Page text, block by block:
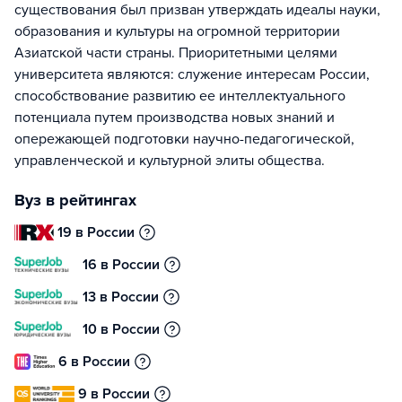
существования был призван утверждать идеалы науки,
образования и культуры на огромной территории
Азиатской части страны. Приоритетными целями
университета являются: служение интересам России,
способствование развитию ее интеллектуального
потенциала путем производства новых знаний и
опережающей подготовки научно-педагогической,
управленческой и культурной элиты общества.
Вуз в рейтингах
19 в России
16 в России
13 в России
10 в России
6 в России
9 в России